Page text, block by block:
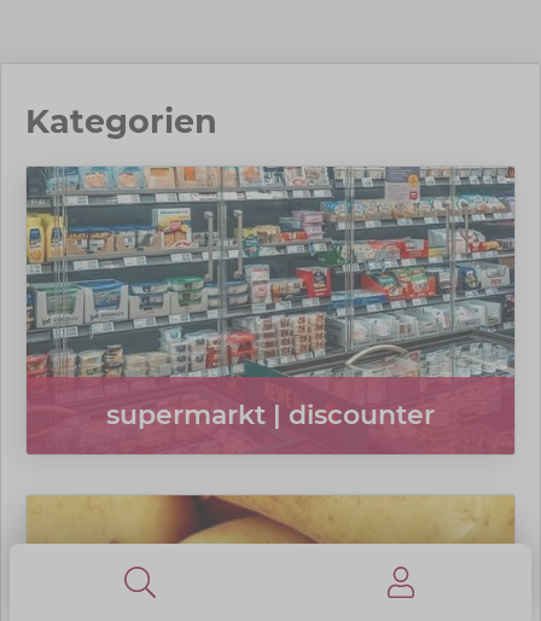
Kategorien
supermarkt | discounter